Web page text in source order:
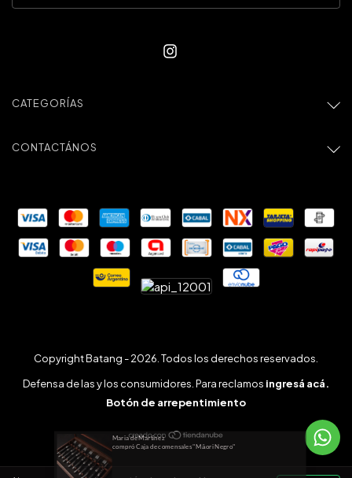
CATEGORÍAS
CONTACTÁNOS
Copyright Batang - 2026. Todos los derechos reservados.
Defensa de las y los consumidores. Para reclamos ingresá acá.
Botón de arrepentimiento